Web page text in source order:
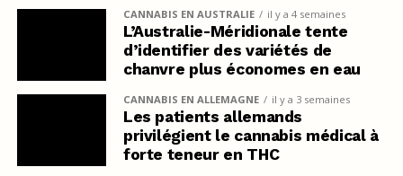
CANNABIS EN AUSTRALIE il y a 4 semaines
L’Australie-Méridionale tente
d’identifier des variétés de
chanvre plus économes en eau
CANNABIS EN ALLEMAGNE il y a 3 semaines
Les patients allemands
privilégient le cannabis médical à
forte teneur en THC